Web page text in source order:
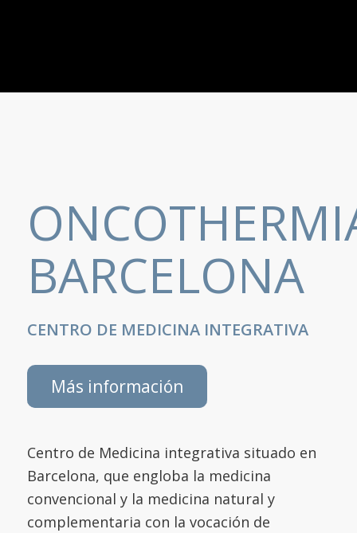
BARCELONA
CENTRO DE MEDICINA INTEGRATIVA
Más información
Centro de Medicina integrativa situado en
Barcelona, que engloba la medicina
convencional y la medicina natural y
complementaria con la vocación de